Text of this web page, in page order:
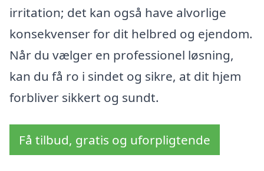
irritation; det kan også have alvorlige
konsekvenser for dit helbred og ejendom.
Når du vælger en professionel løsning,
kan du få ro i sindet og sikre, at dit hjem
forbliver sikkert og sundt.
Få tilbud, gratis og uforpligtende